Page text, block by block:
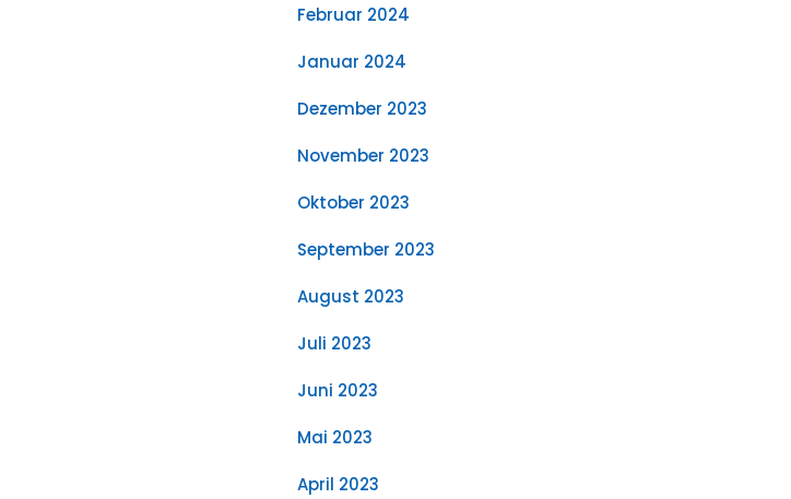
Februar 2024
Januar 2024
Dezember 2023
November 2023
Oktober 2023
September 2023
August 2023
Juli 2023
Juni 2023
Mai 2023
April 2023